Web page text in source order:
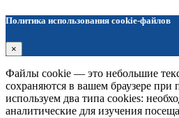
Политика использования cookie-файлов
×
Файлы cookie — это небольшие
сохраняются в вашем браузере
используем два типа cookies:
аналитические для изучения